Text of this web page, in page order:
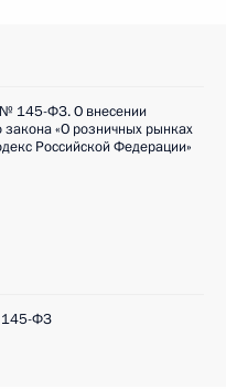
145-ФЗ. О внесении
«О розничных рынках
Российской Федерации»
145-ФЗ